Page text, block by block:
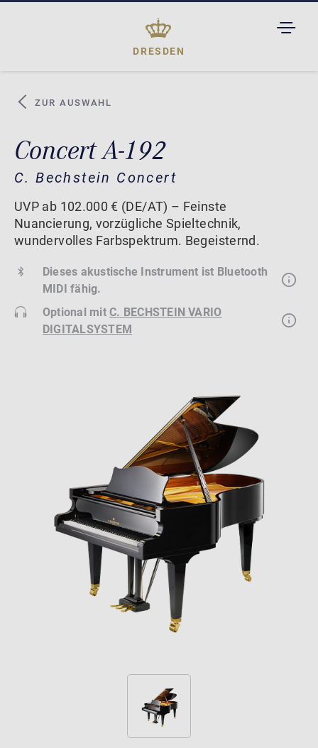
DRESDEN
ZUR AUSWAHL
Concert A-192
C. Bechstein Concert
UVP ab 102.000 € (DE/AT) – Feinste
Nuancierung, vorzügliche Spieltechnik,
wundervolles Farbspektrum. Begeisternd.
Dieses akustische Instrument ist Bluetooth
MIDI fähig.
Optional mitC. BECHSTEIN VARIO
DIGITALSYSTEM